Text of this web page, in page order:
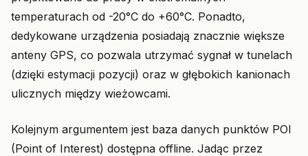
temperaturach od -20°C do +60°C. Ponadto,
dedykowane urządzenia posiadają znacznie większe
anteny GPS, co pozwala utrzymać sygnał w tunelach
(dzięki estymacji pozycji) oraz w głębokich kanionach
ulicznych między wieżowcami.
Kolejnym argumentem jest baza danych punktów POI
(Point of Interest) dostępna offline. Jadąc przez